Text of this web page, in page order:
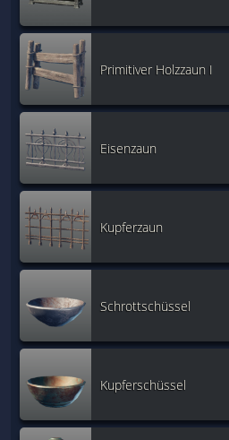
Primitiver Holzzaun I
Eisenzaun
Kupferzaun
Schrottschüssel
Kupferschüssel